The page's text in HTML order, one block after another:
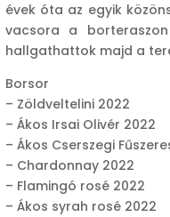
évek óta az egyik
vacsora a
hallgathattok majd a
Borsor
– Zöldveltelini 2022
– Ákos Irsai Olivér 2022
– Ákos Cserszegi
– Chardonnay 2022
– Flamingó rosé 2022
– Ákos syrah rosé 2022